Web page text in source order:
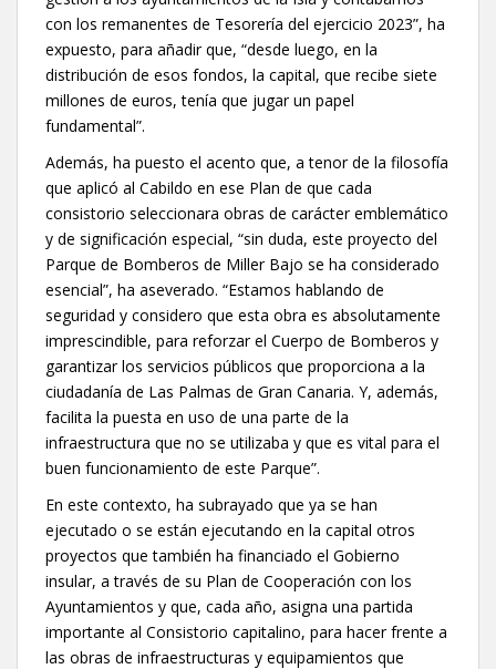
con los remanentes de Tesorería del ejercicio 2023”, ha
expuesto, para añadir que, “desde luego, en la
distribución de esos fondos, la capital, que recibe siete
millones de euros, tenía que jugar un papel
fundamental”.
Además, ha puesto el acento que, a tenor de la filosofía
que aplicó al Cabildo en ese Plan de que cada
consistorio seleccionara obras de carácter emblemático
y de significación especial, “sin duda, este proyecto del
Parque de Bomberos de Miller Bajo se ha considerado
esencial”, ha aseverado. “Estamos hablando de
seguridad y considero que esta obra es absolutamente
imprescindible, para reforzar el Cuerpo de Bomberos y
garantizar los servicios públicos que proporciona a la
ciudadanía de Las Palmas de Gran Canaria. Y, además,
facilita la puesta en uso de una parte de la
infraestructura que no se utilizaba y que es vital para el
buen funcionamiento de este Parque”.
En este contexto, ha subrayado que ya se han
ejecutado o se están ejecutando en la capital otros
proyectos que también ha financiado el Gobierno
insular, a través de su Plan de Cooperación con los
Ayuntamientos y que, cada año, asigna una partida
importante al Consistorio capitalino, para hacer frente a
las obras de infraestructuras y equipamientos que